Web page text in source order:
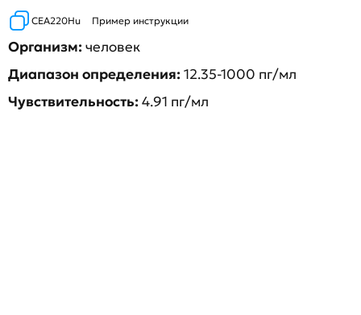
CEA220Hu Пример инструкции
Организм:человек
Диапазон определения:12.35-1000 пг/мл
Чувствительность:4.91 пг/мл